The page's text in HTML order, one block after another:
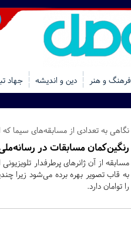
فرهنگ و هنر دین و اندیشه جهاد
نگاهی به تعدادی از مسابقه‌های سیما که
رنگین‌کمان مسابقات در
مسابقه از آن ژانرهای پرطرفدار
به قاب تصویر بهره برده می‌شود زیرا
را توامان دارد.